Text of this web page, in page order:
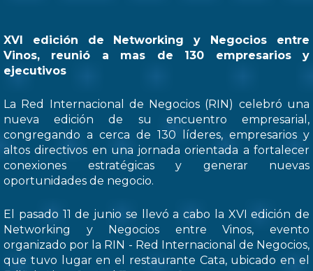
XVI edición de Networking y Negocios entre
Vinos, reunió a mas de 130 empresarios y
ejecutivos
La Red Internacional de Negocios (RIN) celebró una
nueva edición de su encuentro empresarial,
congregando a cerca de 130 líderes, empresarios y
altos directivos en una jornada orientada a fortalecer
conexiones estratégicas y generar nuevas
oportunidades de negocio.
El pasado 11 de junio se llevó a cabo la XVI edición de
Networking y Negocios entre Vinos, evento
organizado por la RIN - Red Internacional de Negocios,
que tuvo lugar en el restaurante Cata, ubicado en el